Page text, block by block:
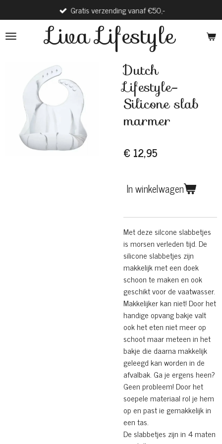
direct
naar
Liva Lifestyle
Gratis verzending vanaf €50,-
Dutch
Lifestyle-
Silicone slab
marmer
€ 12,95
In winkelwagen
Met deze silcone slabbetjes
is morsen verleden tijd. De
silicone slabbetjes zijn
makkelijk met een doek
schoon te maken en ook
geschikt voor de vaatwasser.
Makkelijker kan niet! Door het
handige opvang bakje valt
ook het eten niet meer op
schoot maar meteen in het
bakje die daarna makkelijk
geleegd kan worden in de
afvalbak. Ga je ergens heen?
Geen probleem! Door het
soepele materiaal rol je hem
op en past ie gemakkelijk in
een tas.
De slabbetjes zijn in 4 maten